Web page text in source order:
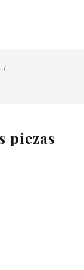
/
piezas